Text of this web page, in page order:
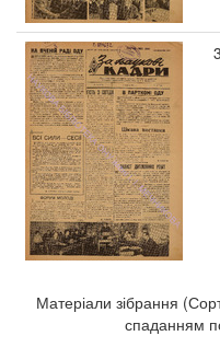
Матеріали зібрання
спаданням